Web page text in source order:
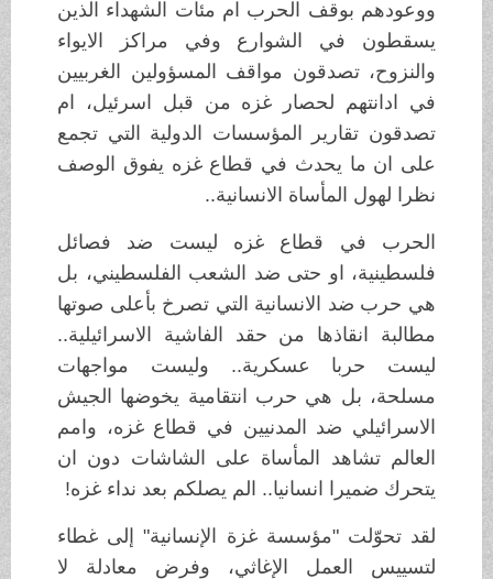
ووعودهم بوقف الحرب ام مئات الشهداء الذين
يسقطون في الشوارع وفي مراكز الايواء
والنزوح، تصدقون مواقف المسؤولين الغربيين
في ادانتهم لحصار غزه من قبل اسرئيل، ام
تصدقون تقارير المؤسسات الدولية التي تجمع
على ان ما يحدث في قطاع غزه يفوق الوصف
نظرا لهول المأساة الانسانية..
الحرب في قطاع غزه ليست ضد فصائل
فلسطينية، او حتى ضد الشعب الفلسطيني، بل
هي حرب ضد الانسانية التي تصرخ بأعلى صوتها
مطالبة انقاذها من حقد الفاشية الاسرائيلية..
ليست حربا عسكرية.. وليست مواجهات
مسلحة، بل هي حرب انتقامية يخوضها الجيش
الاسرائيلي ضد المدنيين في قطاع غزه، وامم
العالم تشاهد المأساة على الشاشات دون ان
يتحرك ضميرا انسانيا.. الم يصلكم بعد نداء غزه!
لقد تحوّلت "مؤسسة غزة الإنسانية" إلى غطاء
لتسييس العمل الإغاثي، وفرض معادلة لا